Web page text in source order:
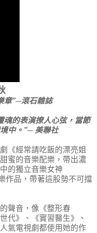
章”─滾石雜誌
魂的表演撩人心弦，當節
中。”─ 美聯社
經常請吃飯的漂亮姐
蜜的音樂配樂，帶出濃
的獨立音樂女神
作品，帶著這股勢不可擋
聲音，像《整形春
代》、《實習醫生》、
氣電視劇都使用她的作